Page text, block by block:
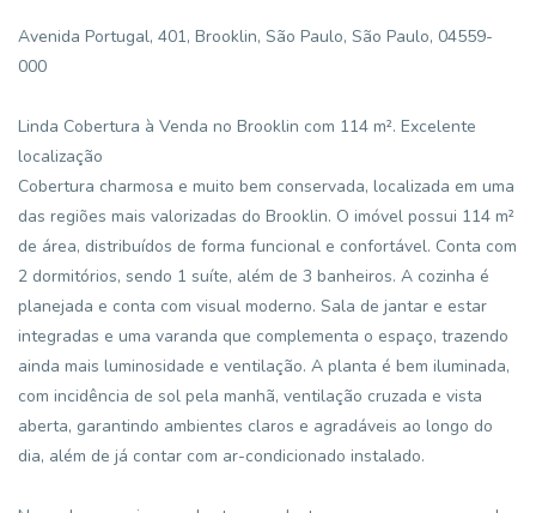
Avenida Portugal, 401, Brooklin, São Paulo, São Paulo, 04559-
000
Linda Cobertura à Venda no Brooklin com 114 m². Excelente
localização
Cobertura charmosa e muito bem conservada, localizada em uma
das regiões mais valorizadas do Brooklin. O imóvel possui 114 m²
de área, distribuídos de forma funcional e confortável. Conta com
2 dormitórios, sendo 1 suíte, além de 3 banheiros. A cozinha é
planejada e conta com visual moderno. Sala de jantar e estar
integradas e uma varanda que complementa o espaço, trazendo
ainda mais luminosidade e ventilação. A planta é bem iluminada,
com incidência de sol pela manhã, ventilação cruzada e vista
aberta, garantindo ambientes claros e agradáveis ao longo do
dia, além de já contar com ar-condicionado instalado.